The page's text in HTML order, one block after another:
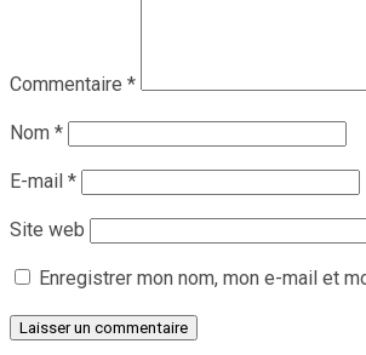
Commentaire *
Nom *
E-mail *
Site web
Enregistrer mon nom, mon e-mail et